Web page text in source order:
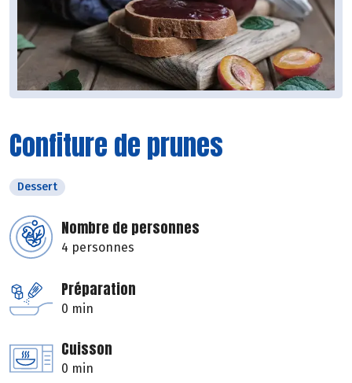
Confiture de prunes
Dessert
Nombre de personnes
4 personnes
Préparation
0 min
Cuisson
0 min